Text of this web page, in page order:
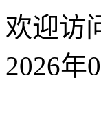
欢迎访
2026